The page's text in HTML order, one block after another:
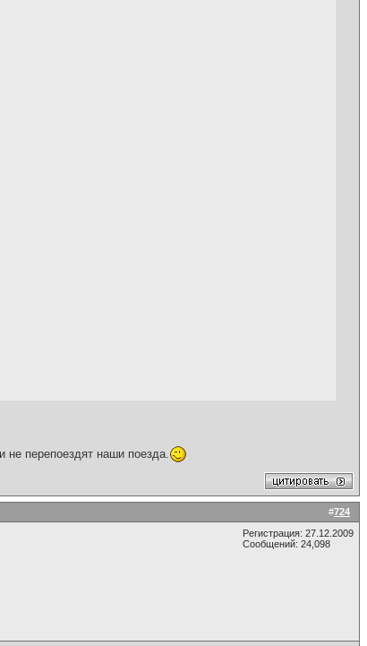
не перепоездят наши поезда.
#724
Регистрация: 27.12.2009
Сообщений: 24,098